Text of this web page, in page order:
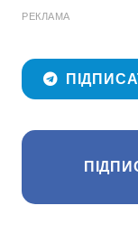
РЕКЛАМА